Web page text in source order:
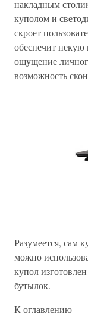
накладным
куполом и
скроет
обеспечит некую
ощущение
возможность
Разумеется, сам
можно
купол
бутылок.
К оглавлению